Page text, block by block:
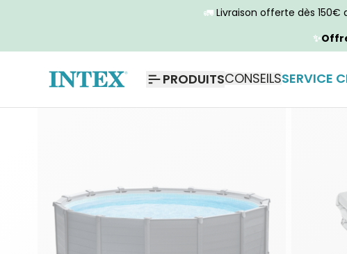
🚛 Livraison offerte dès
✨
PRODUITSCONSEILSSERVICE